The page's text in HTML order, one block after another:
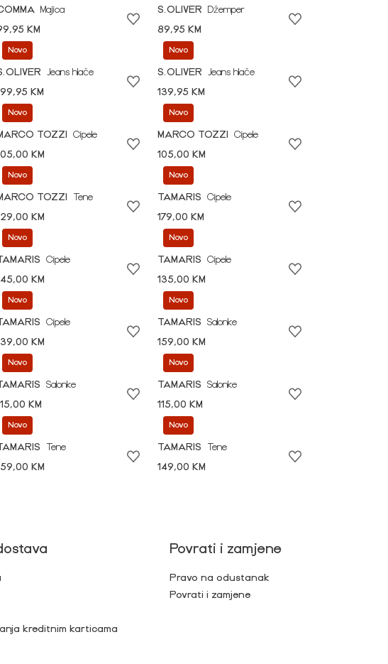
Majica
KM
S.OLIVER
Džemper
89,95 KM
Novo
Jeans hlače
KM
Novo
S.OLIVER
Jeans hlače
139,95 KM
Novo
TOZZI
Cipele
KM
Novo
MARCO TOZZI
Cipele
105,00 KM
Novo
TOZZI
Tene
KM
Novo
TAMARIS
Cipele
179,00 KM
Novo
Cipele
KM
Novo
TAMARIS
Cipele
135,00 KM
Novo
Cipele
KM
Novo
TAMARIS
Salonke
159,00 KM
Novo
Salonke
KM
Novo
TAMARIS
Salonke
115,00 KM
Novo
Tene
KM
Novo
TAMARIS
Tene
149,00 KM
kreditnim karticama
Povrati i zamjene
Pravo na odustanak
Povrati i zamjene